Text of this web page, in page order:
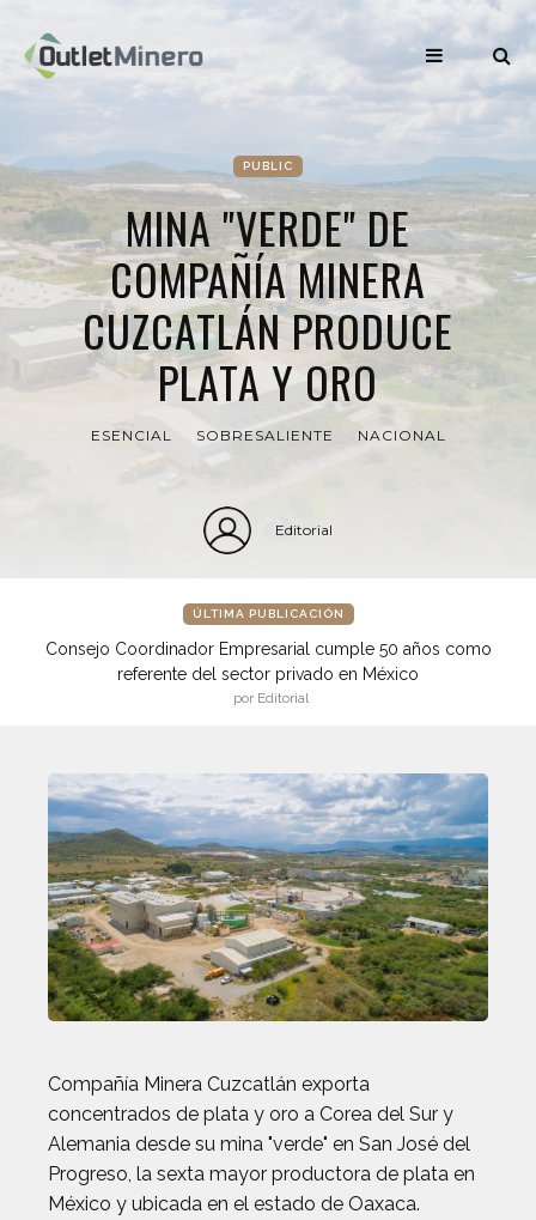
PUBLIC
MINA "VERDE" DE
COMPAÑÍA MINERA
CUZCATLÁN PRODUCE
PLATA Y ORO
ESENCIAL SOBRESALIENTE NACIONAL
Editorial
ÚLTIMA PUBLICACIÓN
Consejo Coordinador Empresarial cumple 50 años como
referente del sector privado en México
por Editorial
Compañía Minera Cuzcatlán exporta
concentrados de plata y oro a Corea del Sur y
Alemania desde su mina "verde" en San José del
Progreso, la sexta mayor productora de plata en
México y ubicada en el estado de Oaxaca.